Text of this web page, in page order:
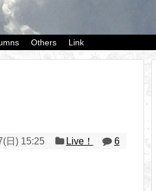
Others Link
日) 15:25 Live！ 6